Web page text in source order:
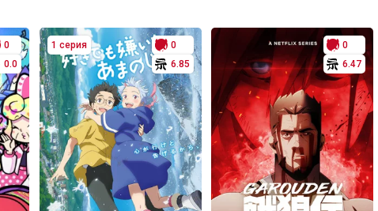
0
0.0
1 серия
0
6.85
0
6.47